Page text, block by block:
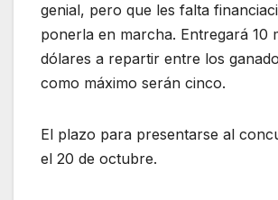
genial, pero que les falta
ponerla en marcha. Entregará 10
dólares a repartir entre los
como máximo serán cinco.
El plazo para presentarse al
el 20 de octubre.